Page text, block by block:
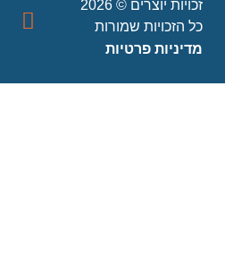
זכויות יוצרים © 2026
כל הזכויות שמורות
מדיניות פרטיות